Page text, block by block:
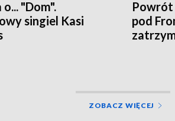
"Dom".
singiel Kasi
Powrót
pod
ZOBACZ WIĘCEJ